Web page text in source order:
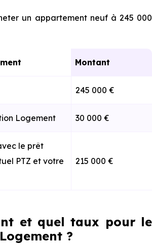
un appartement neuf à 245 000
Montant
245 000 €
Logement 30 000 €
le prêt
PTZ et votre
215 000 €
et quel taux pour le
?